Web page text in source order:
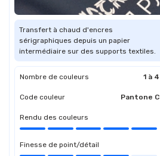
Transfert à chaud d'encres
sérigraphiques depuis un papier
intermédiaire sur des supports textiles.
Nombre de couleurs 1 à 4
Code couleur Pantone C
Rendu des couleurs
Finesse de point/détail